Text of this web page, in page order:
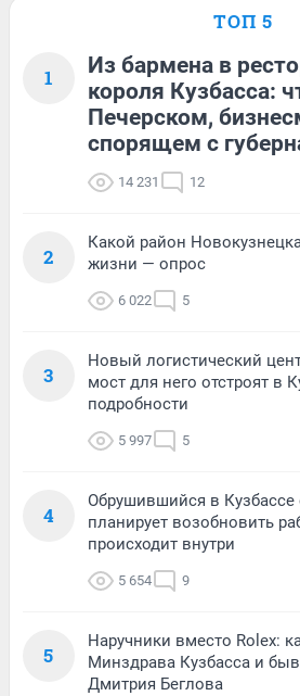
ТОП 5
1
Из бармена в
короля Кузбасса:
Печерском,
спорящем с
14 231 12
2
Какой район
жизни — опрос
6 022 5
3
Новый логистический
мост для него отстроят в
подробности
5 997 5
4
Обрушившийся в Кузбассе
планирует возобновить
происходит внутри
5 654 9
5
Наручники вместо Rolex:
Минздрава Кузбасса и
Дмитрия Беглова